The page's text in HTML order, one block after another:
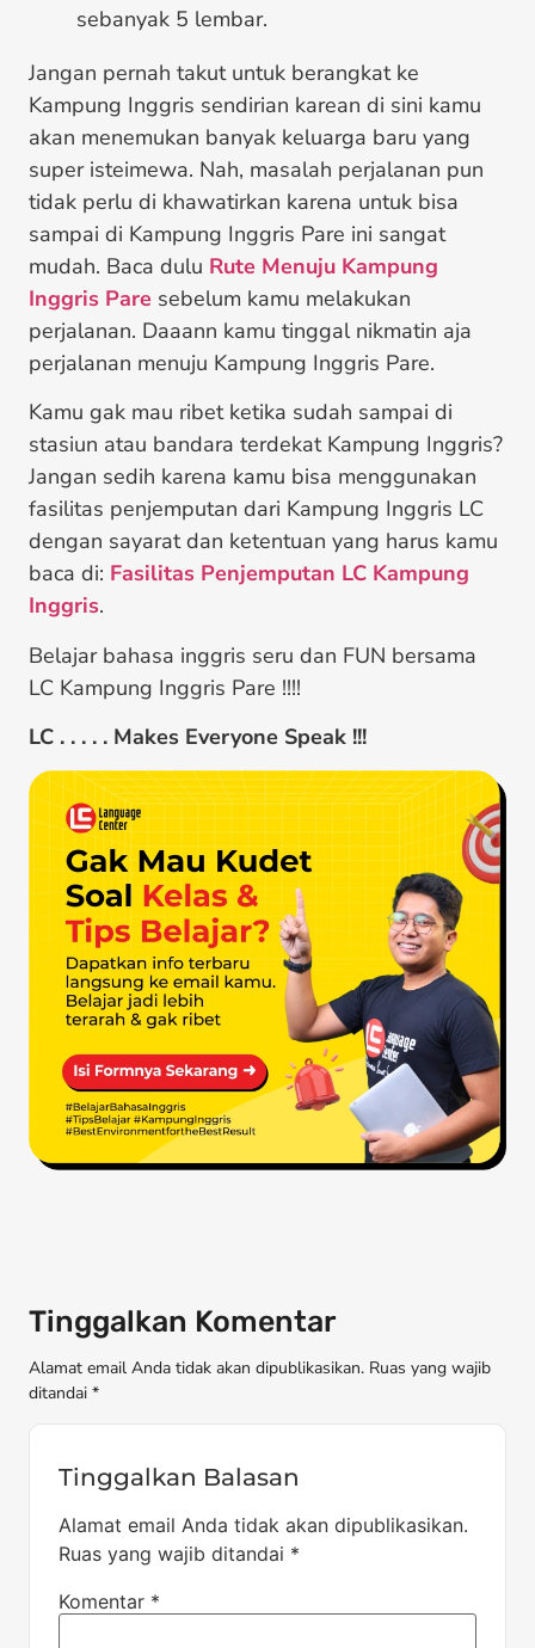
sebanyak 5 lembar.
Jangan pernah takut untuk berangkat ke
Kampung Inggris sendirian karean di sini kamu
akan menemukan banyak keluarga baru yang
super isteimewa. Nah, masalah perjalanan pun
tidak perlu di khawatirkan karena untuk bisa
sampai di Kampung Inggris Pare ini sangat
mudah. Baca dulu Rute Menuju Kampung
Inggris Pare sebelum kamu melakukan
perjalanan. Daaann kamu tinggal nikmatin aja
perjalanan menuju Kampung Inggris Pare.
Kamu gak mau ribet ketika sudah sampai di
stasiun atau bandara terdekat Kampung Inggris?
Jangan sedih karena kamu bisa menggunakan
fasilitas penjemputan dari Kampung Inggris LC
dengan sayarat dan ketentuan yang harus kamu
baca di: Fasilitas Penjemputan LC Kampung
Inggris.
Belajar bahasa inggris seru dan FUN bersama
LC Kampung Inggris Pare !!!!
LC . . . . . Makes Everyone Speak !!!
Tinggalkan Komentar
Alamat email Anda tidak akan dipublikasikan. Ruas yang wajib
ditandai *
Tinggalkan Balasan
Alamat email Anda tidak akan dipublikasikan.
Ruas yang wajib ditandai *
Komentar *